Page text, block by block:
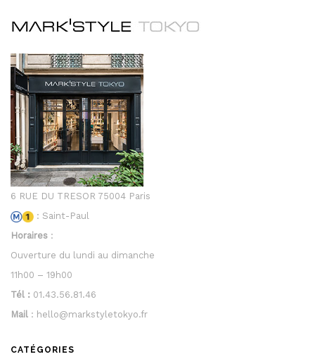
6 RUE DU TRESOR 75004 Paris
: Saint-Paul
Horaires :
Ouverture du lundi au dimanche
11h00 – 19h00
Tél : 01.43.56.81.46
Mail : hello@markstyletokyo.fr
CATÉGORIES